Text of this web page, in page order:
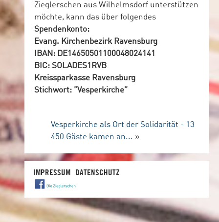
Zieglerschen aus Wilhelmsdorf unterstützen
möchte, kann das über folgendes
Spendenkonto:
Evang. Kirchenbezirk Ravensburg
IBAN: DE14650501100048024141
BIC: SOLADES1RVB
Kreissparkasse Ravensburg
Stichwort: ”Vesperkirche”
Vesperkirche als Ort der Solidarität - 13
450 Gäste kamen an... »
IMPRESSUM DATENSCHUTZ